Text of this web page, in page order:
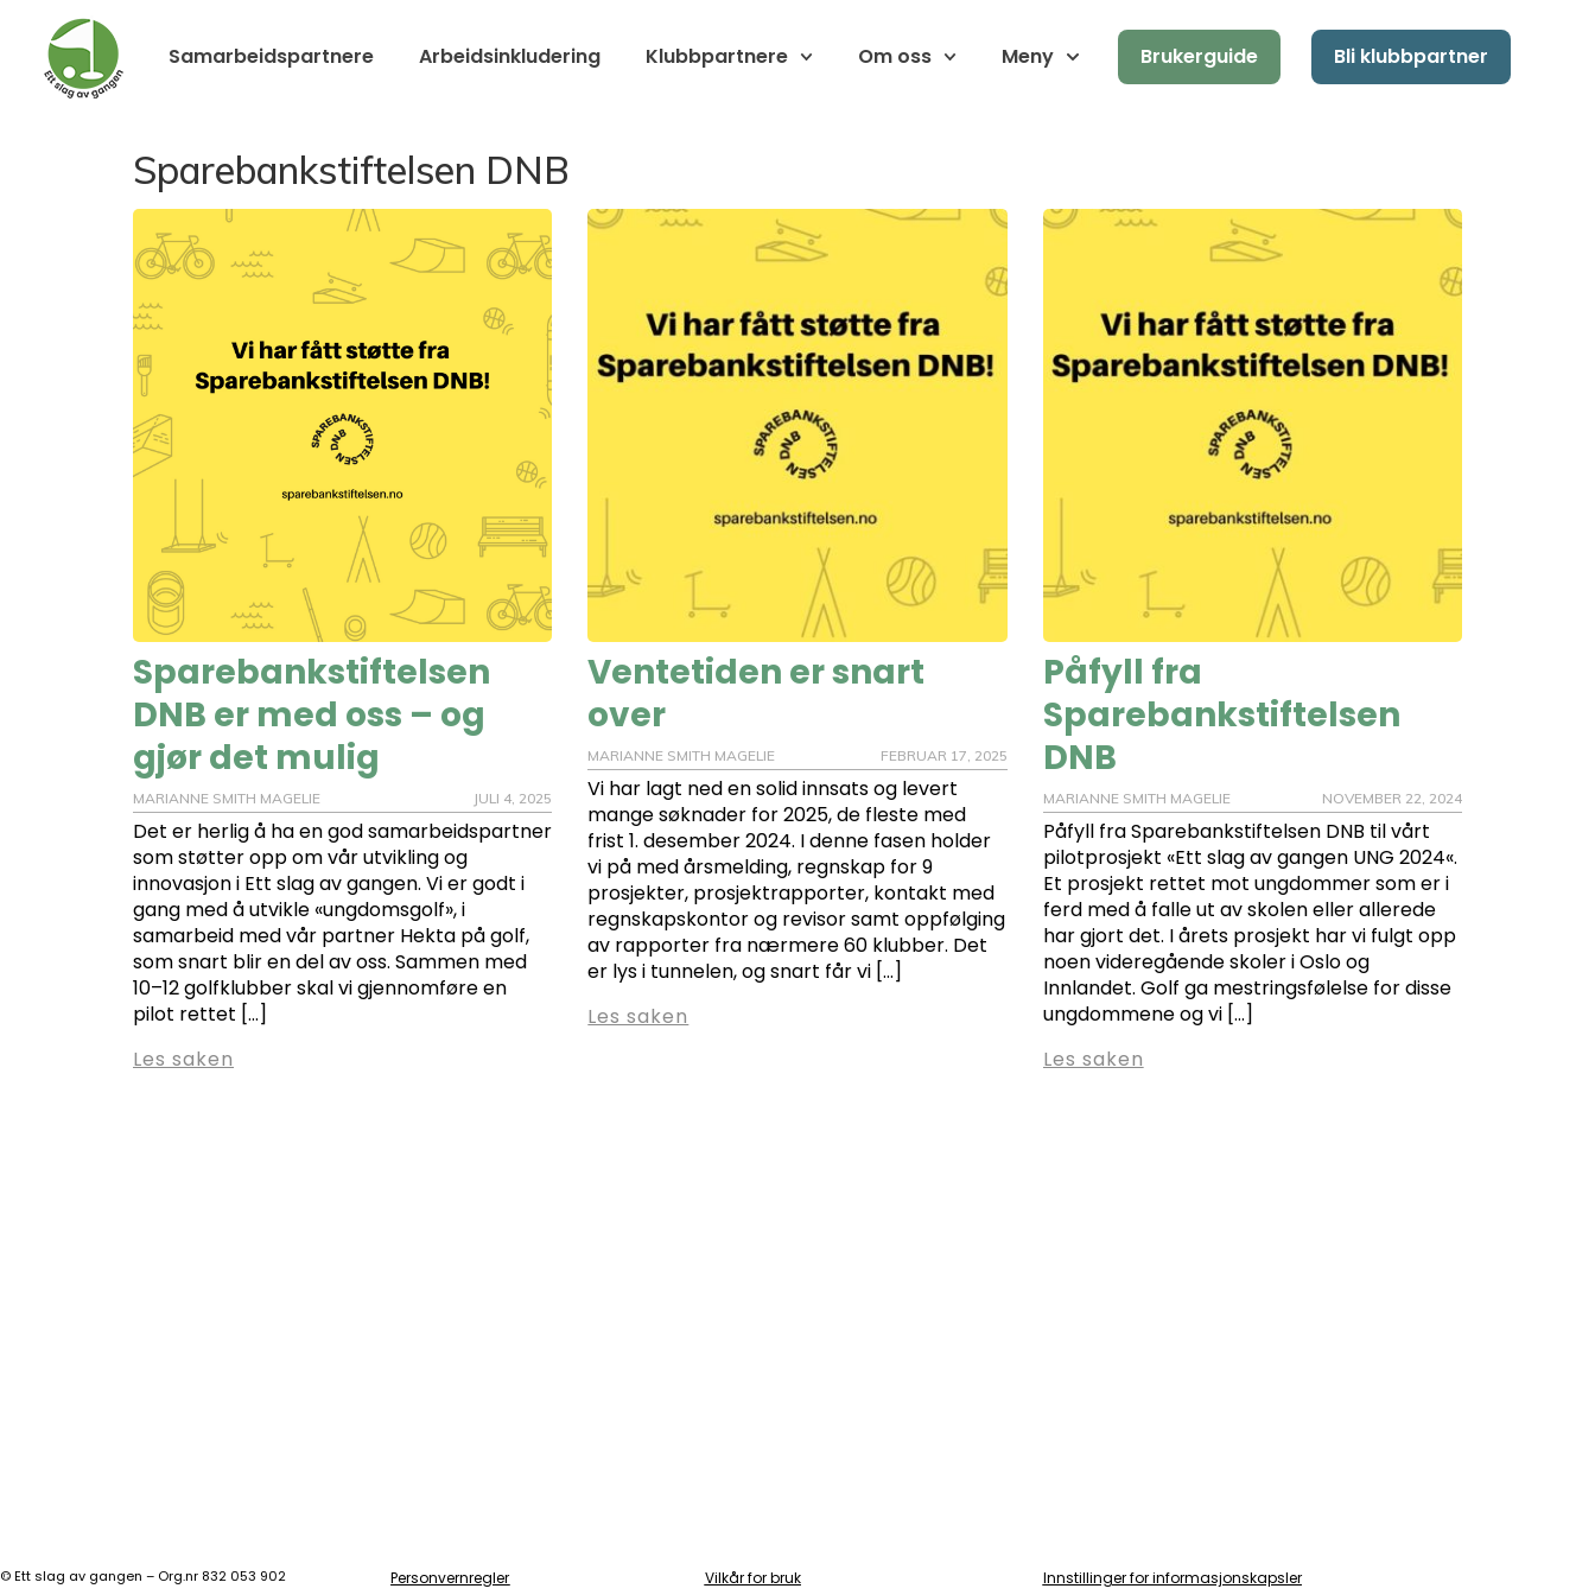
Samarbeidspartnere Arbeidsinkludering Klubbpartnere Om oss Meny Brukerguide Bli klubbpartner
Sparebankstiftelsen DNB
Sparebankstiftelsen
DNB er med oss – og
gjør det mulig
MARIANNE SMITH MAGELIE JULI 4, 2025
Det er herlig å ha en god samarbeidspartner
som støtter opp om vår utvikling og
innovasjon i Ett slag av gangen. Vi er godt i
gang med å utvikle «ungdomsgolf», i
samarbeid med vår partner Hekta på golf,
som snart blir en del av oss. Sammen med
10–12 golfklubber skal vi gjennomføre en
pilot rettet […]
Les saken
Ventetiden er snart
over
MARIANNE SMITH MAGELIE FEBRUAR 17, 2025
Vi har lagt ned en solid innsats og levert
mange søknader for 2025, de fleste med
frist 1. desember 2024. I denne fasen holder
vi på med årsmelding, regnskap for 9
prosjekter, prosjektrapporter, kontakt med
regnskapskontor og revisor samt oppfølging
av rapporter fra nærmere 60 klubber. Det
er lys i tunnelen, og snart får vi […]
Les saken
Påfyll fra
Sparebankstiftelsen
DNB
MARIANNE SMITH MAGELIE NOVEMBER 22, 2024
Påfyll fra Sparebankstiftelsen DNB til vårt
pilotprosjekt «Ett slag av gangen UNG 2024«.
Et prosjekt rettet mot ungdommer som er i
ferd med å falle ut av skolen eller allerede
har gjort det. I årets prosjekt har vi fulgt opp
noen videregående skoler i Oslo og
Innlandet. Golf ga mestringsfølelse for disse
ungdommene og vi […]
Les saken
©Ett slag av gangen – Org.nr 832 053 902 Personvernregler Vilkår for bruk Innstillinger for informasjonskapsler